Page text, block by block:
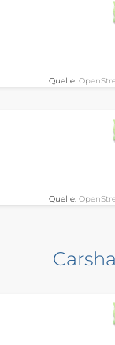
Quelle:
Quelle: